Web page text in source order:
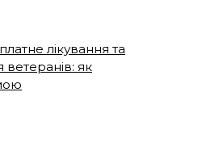
лікування та
ветеранів: як